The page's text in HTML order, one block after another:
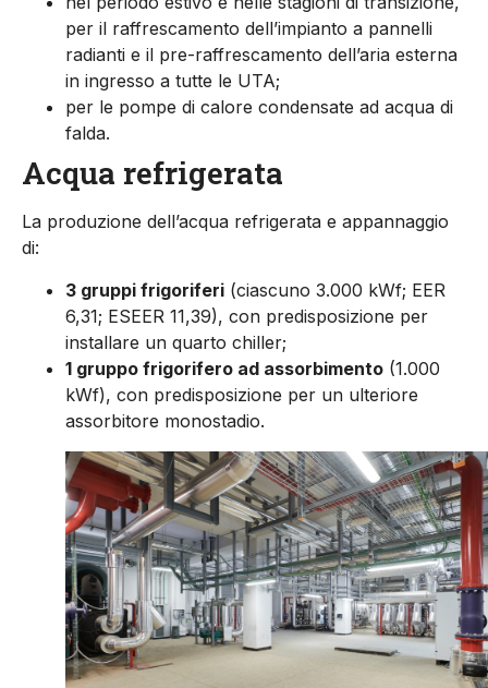
per il raffrescamento dell’impianto a pannelli
radianti e il pre-raffrescamento dell’aria esterna
in ingresso a tutte le UTA;
per le pompe di calore condensate ad acqua di
falda.
Acqua refrigerata
La produzione dell’acqua refrigerata e appannaggio
di:
3 gruppi frigoriferi (ciascuno 3.000 kWf; EER
6,31; ESEER 11,39), con predisposizione per
installare un quarto chiller;
1 gruppo frigorifero ad assorbimento (1.000
kWf), con predisposizione per un ulteriore
assorbitore monostadio.